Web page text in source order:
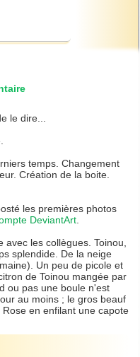
le dire...
temps. Changement
Création de la boite.
les premières photos
DeviantArt.
avec les collègues. Toinou,
splendide. De la neige
Un peu de picole et
de Toinou mangée par
ou pas une boule n'est
au moins ; le gros beauf
en enfilant une capote